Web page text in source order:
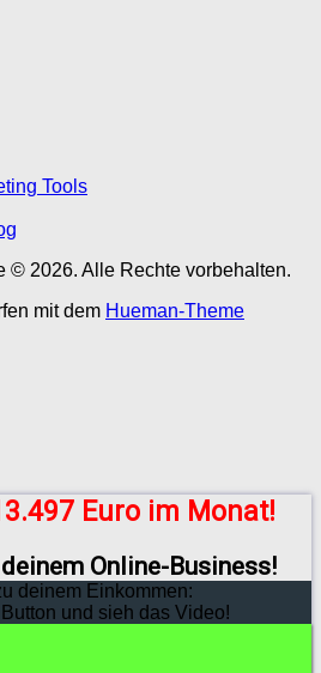
Tools
© 2026. Alle Rechte vorbehalten.
mit dem Hueman-Theme
Euro im Monat!
Online-Business!
deinem Einkommen:
und sieh das Video!